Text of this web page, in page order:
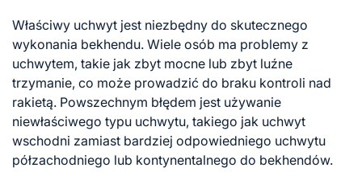
Właściwy uchwyt jest niezbędny do skutecznego
wykonania bekhendu. Wiele osób ma problemy z
uchwytem, takie jak zbyt mocne lub zbyt luźne
trzymanie, co może prowadzić do braku kontroli nad
rakietą. Powszechnym błędem jest używanie
niewłaściwego typu uchwytu, takiego jak uchwyt
wschodni zamiast bardziej odpowiedniego uchwytu
półzachodniego lub kontynentalnego do bekhendów.